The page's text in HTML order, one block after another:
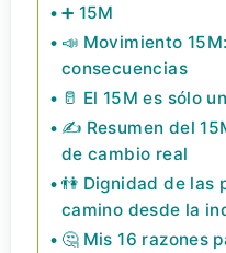
➕ 15M
📣 Movimiento
consecuencias
🥛 El 15M es sólo
✍️ Resumen del
de cambio real
👫 Dignidad de las
camino desde la
🤔 Mis 16 razones